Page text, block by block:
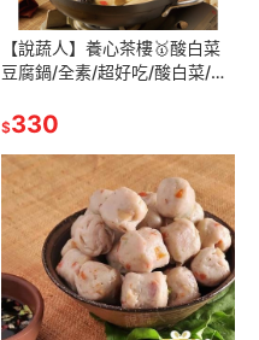
【說蔬人】養心茶樓🥇酸白菜
豆腐鍋/全素/超好吃/酸白菜/素
菜/Yang Shin
$330